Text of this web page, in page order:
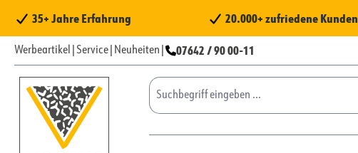
Hauptinhalt springen
Zur Suche springen
Zur Hauptnavigation springen
35+ Jahre Erfahrung 20.000+ zufriedene Kunden
Werbeartikel Service Neuheiten 07642 / 90 00-11